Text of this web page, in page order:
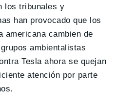
los tribunales y
han provocado que los
americana cambien de
ambientalistas
Tesla ahora se quejan
atención por parte